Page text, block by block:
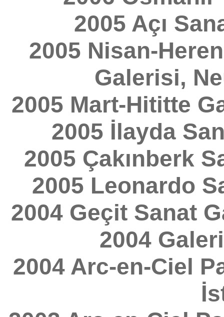
2005 Açı
2005 Nisan-
Galerisi,
2005 Mart-Hititte
2005 İlayda
2005 Çakınberk
2005 Leonardo
2004 Geçit Sanat
2004
2004 Arc-en-Ciel